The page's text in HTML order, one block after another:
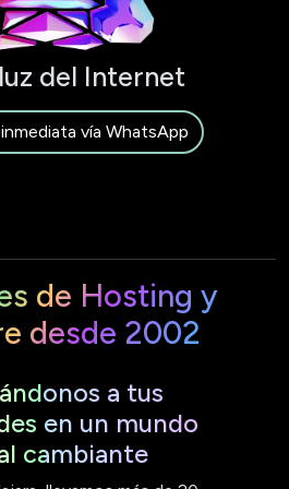
del Internet
vía WhatsApp
de Hosting y
desde 2002
a tus
en un mundo
cambiante